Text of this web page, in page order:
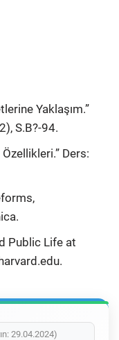
Yaklaşım.”
S.B?-94.
Ders:
Public Life at
29.04.2024)